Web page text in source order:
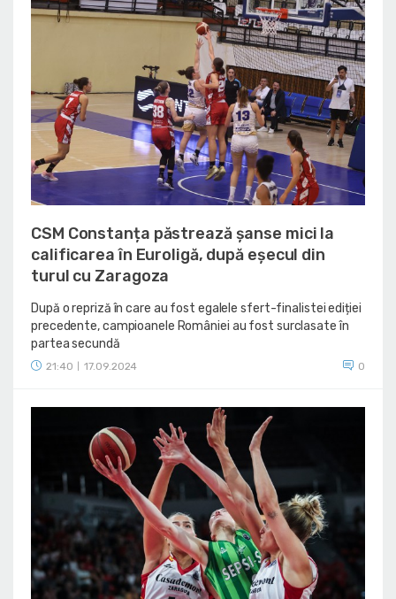
CSM Constanța păstrează șanse mici la
calificarea în Euroligă, după eșecul din
turul cu Zaragoza
După o repriză în care au fost egalele sfert-finalistei ediției
precedente, campioanele României au fost surclasate în
partea secundă
21:40 17.09.2024 0